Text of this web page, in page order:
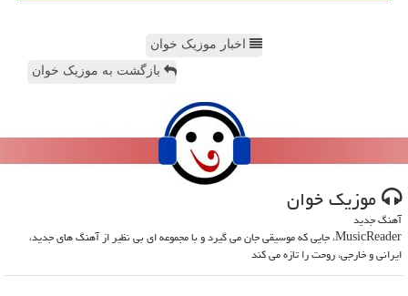
اخبار موزیک خوان
بازگشت به موزیک خوان
موزیك خوان
آهنگ جدید
MusicReader، جایی که موسیقی جان می گیرد و با مجموعه ای بی نظیر از آهنگ های جدید،
ایرانی و خارجی، روحت را تازه می کند